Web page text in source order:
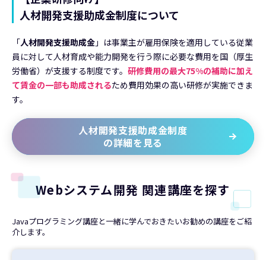
人材開発支援助成金制度について
「人材開発支援助成金 」は事業主が雇用保険を適用している従業
員に対して人材育成や能力開発を行う際に必要な費用を国（厚生
労働省）が支援する制度です。 研修費用の最大75%の補助に加え
て賃金の一部も助成されるため費用効果の高い研修が実施できま
す。
人材開発支援助成金制度
の詳細を見る
Webシステム開発 関連講座を探す
Javaプログラミング講座と一緒に学んでおきたいお勧めの講座をご紹
介します。